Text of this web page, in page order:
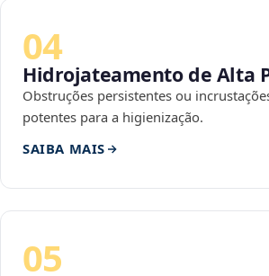
04
Hidrojateamento de Alta
Obstruções persistentes ou
potentes para a higienização.
SAIBA MAIS
05